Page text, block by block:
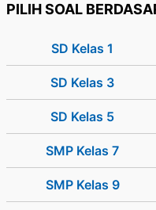
PILIH SOAL
SD Kelas 1
SD Kelas 3
SD Kelas 5
SMP Kelas 7
SMP Kelas 9